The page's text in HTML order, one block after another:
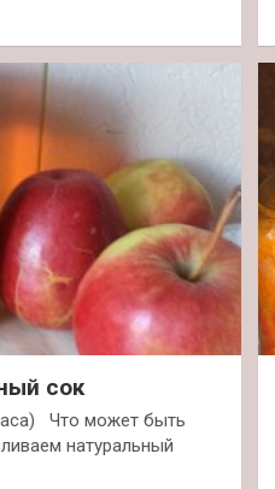
сок
Что может быть
натуральный